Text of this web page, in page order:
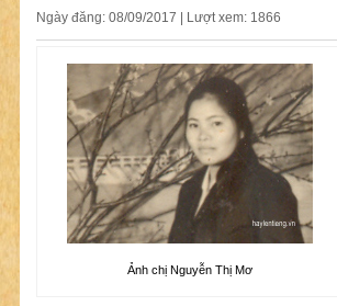
Ngày đăng: 08/09/2017 | Lượt xem: 1866
Ảnh chị Nguyễn Thị Mơ